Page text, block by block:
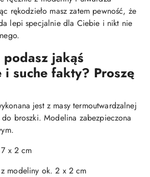
rękodzieło masz zatem pewność, że
lepi specjalnie dla Ciebie i nikt nie
jakąś
i suche fakty? Proszę
jest z masy termoutwardzalnej
broszki. Modelina zabezpieczona
x 2 cm
modeliny ok. 2 x 2 cm